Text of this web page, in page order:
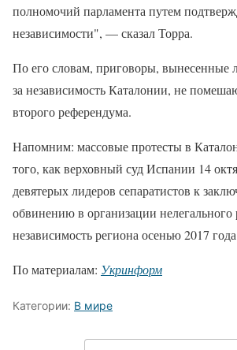
полномочий парламента путем
независимости", — сказал Торра.
По его словам, приговоры, вынесенные
за независимость Каталонии, не
второго референдума.
Напомним: массовые протесты в
того, как верховный суд Испании 14
девятерых лидеров сепаратистов к
обвинению в организации нелегального
независимость региона осенью 2017
По материалам: Укринформ
Категории: В мире